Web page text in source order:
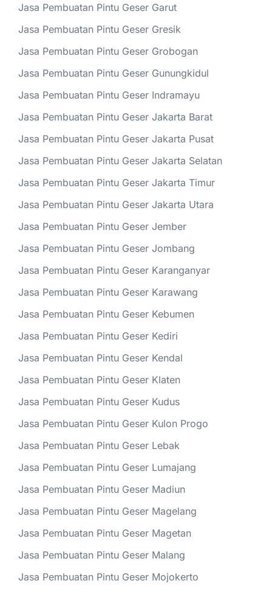
Jasa Pembuatan Pintu Geser Garut
Jasa Pembuatan Pintu Geser Gresik
Jasa Pembuatan Pintu Geser Grobogan
Jasa Pembuatan Pintu Geser Gunungkidul
Jasa Pembuatan Pintu Geser Indramayu
Jasa Pembuatan Pintu Geser Jakarta Barat
Jasa Pembuatan Pintu Geser Jakarta Pusat
Jasa Pembuatan Pintu Geser Jakarta Selatan
Jasa Pembuatan Pintu Geser Jakarta Timur
Jasa Pembuatan Pintu Geser Jakarta Utara
Jasa Pembuatan Pintu Geser Jember
Jasa Pembuatan Pintu Geser Jombang
Jasa Pembuatan Pintu Geser Karanganyar
Jasa Pembuatan Pintu Geser Karawang
Jasa Pembuatan Pintu Geser Kebumen
Jasa Pembuatan Pintu Geser Kediri
Jasa Pembuatan Pintu Geser Kendal
Jasa Pembuatan Pintu Geser Klaten
Jasa Pembuatan Pintu Geser Kudus
Jasa Pembuatan Pintu Geser Kulon Progo
Jasa Pembuatan Pintu Geser Lebak
Jasa Pembuatan Pintu Geser Lumajang
Jasa Pembuatan Pintu Geser Madiun
Jasa Pembuatan Pintu Geser Magelang
Jasa Pembuatan Pintu Geser Magetan
Jasa Pembuatan Pintu Geser Malang
Jasa Pembuatan Pintu Geser Mojokerto